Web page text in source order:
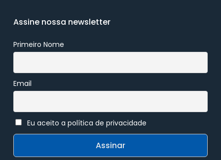
Assine nossa newsletter
Primeiro Nome
Email
Eu aceito a política de privacidade